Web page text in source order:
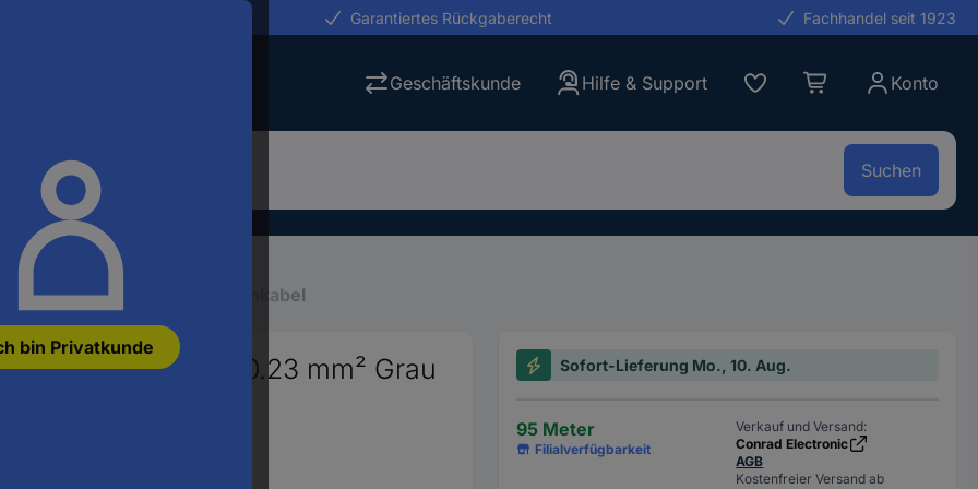
bin Privatkunde
Garantiertes Rückgaberecht Fachhandel seit 1923
Geschäftskunde Hilfe & Support Konto
Suchen
Mehradrige Kabel Datenkabel
LiYCY A 8 x 0.23 mm² Grau
Sofort-Lieferung Mo., 10. Aug.
95 Meter
Filialverfügbarkeit
Verkauf und Versand:
Conrad Electronic
AGB
Kostenfreier Versand ab